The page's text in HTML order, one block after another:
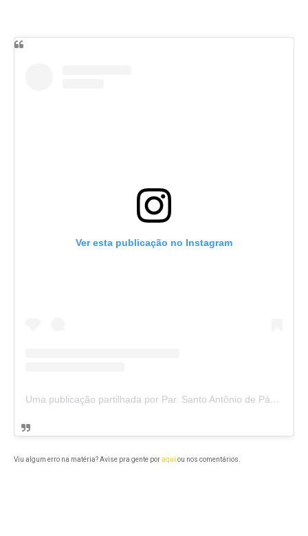
Ver esta publicação no Instagram
Uma publicação partilhada por Par. Santo Antônio de Pádua (@paroquiasantoantoniochaval)
Viu algum erro na matéria? Avise pra gente poraqui ou nos comentários.